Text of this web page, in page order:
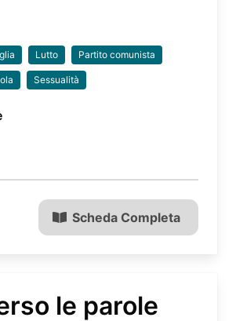
Lutto Partito comunista
Sessualità
Scheda Completa
le parole